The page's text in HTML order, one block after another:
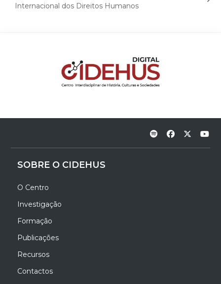
Internacional dos Direitos Humanos
SOBRE O CIDEHUS
O Centro
Investigação
Formação
Publicações
Recursos
Contactos